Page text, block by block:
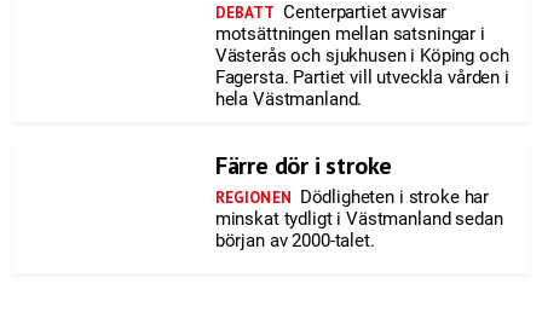
DEBATT Centerpartiet avvisar
motsättningen mellan satsningar i
Västerås och sjukhusen i Köping och
Fagersta. Partiet vill utveckla vården i
hela Västmanland.
Färre dör i stroke
REGIONEN Dödligheten i stroke har
minskat tydligt i Västmanland sedan
början av 2000-talet.